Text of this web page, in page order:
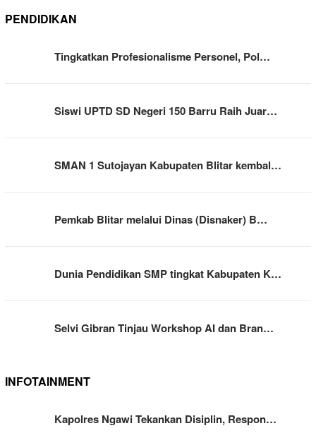
PENDIDIKAN
Tingkatkan Profesionalisme Personel, Pol…
Siswi UPTD SD Negeri 150 Barru Raih Juar…
SMAN 1 Sutojayan Kabupaten Blitar kembal…
Pemkab Blitar melalui Dinas (Disnaker) B…
Dunia Pendidikan SMP tingkat Kabupaten K…
Selvi Gibran Tinjau Workshop AI dan Bran…
INFOTAINMENT
Kapolres Ngawi Tekankan Disiplin, Respon…